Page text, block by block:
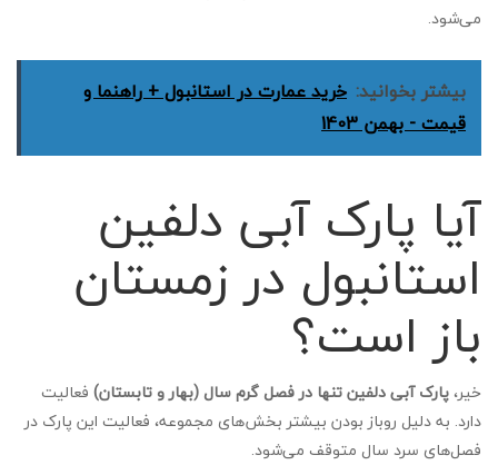
می‌شود.
بیشتر بخوانید: خرید عمارت در استانبول + راهنما و
قیمت - بهمن 1403
آیا پارک آبی دلفین
استانبول در زمستان
باز است؟
خیر، پارک آبی دلفین تنها در فصل گرم سال (بهار و تابستان) فعالیت
دارد. به دلیل روباز بودن بیشتر بخش‌های مجموعه، فعالیت این پارک در
فصل‌های سرد سال متوقف می‌شود.